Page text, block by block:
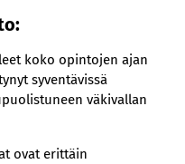
koko opintojen ajan
syventävissä
väkivallan
ovat erittäin